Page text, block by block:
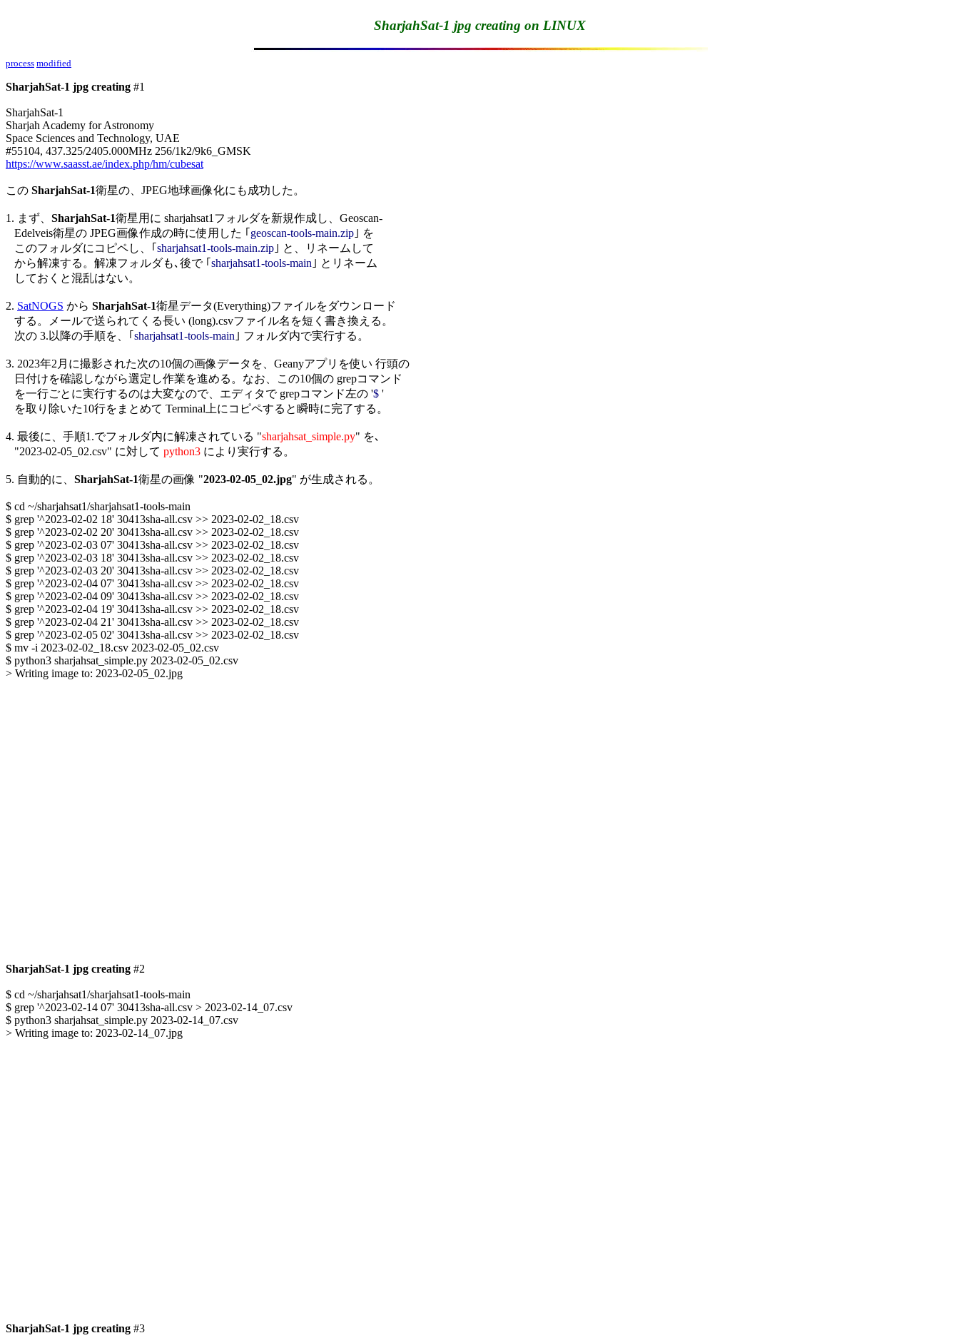
SharjahSat-1 jpg creating on LINUX
process modified
SharjahSat-1 jpg creating #1
SharjahSat-1
Sharjah Academy for Astronomy
Space Sciences and Technology, UAE
https://www.saasst.ae/index.php/hm/cubesat
この SharjahSat-1衛星の、JPEG地球画像化にも成功した。
1. まず、 SharjahSat-1衛星用に sharjahsat1フォルダを新規作成し、Geoscan-
   Edelveis衛星の JPEG画像作成の時に使用した ｢
geoscan-tools-main.zip ｣ を
   このフォルダにコピペし、｢
sharjahsat1-tools-main.zip ｣ と、リネームして
   から解凍する。解凍フォルダも､後で ｢
sharjahsat1-tools-main ｣ とリネーム
   しておくと混乱はない。
2. SatNOGS から SharjahSat-1衛星データ(Everything)ファイルをダウンロード
   する。メールで送られてくる長い (long).csvファイル名を短く書き換える。
   次の 3.以降の手順を、｢
sharjahsat1-tools-main ｣ フォルダ内で実行する。
3. 2023年2月に撮影された次の10個の画像データを、Geanyアプリを使い 行頭の
   日付けを確認しながら選定し作業を進める。なお、この10個の grepコマンド
   を一行ごとに実行するのは大変なので、エディタで grepコマンド左の '
$ '
   を取り除いた10行をまとめて Terminal上にコピペすると瞬時に完了する。
4. 最後に、手順1.でフォルダ内に解凍されている "sharjahsat_simple.py" を､
   "2023-02-05_02.csv" に対して
python3 により実行する。
5. 自動的に、 SharjahSat-1衛星の画像 "2023-02-05_02.jpg" が生成される。
$ cd ~/sharjahsat1/sharjahsat1-tools-main
$ grep '^2023-02-02 18' 30413sha-all.csv >> 2023-02-02_18.csv
$ grep '^2023-02-02 20' 30413sha-all.csv >> 2023-02-02_18.csv
$ grep '^2023-02-03 07' 30413sha-all.csv >> 2023-02-02_18.csv
$ grep '^2023-02-03 18' 30413sha-all.csv >> 2023-02-02_18.csv
$ grep '^2023-02-03 20' 30413sha-all.csv >> 2023-02-02_18.csv
$ grep '^2023-02-04 07' 30413sha-all.csv >> 2023-02-02_18.csv
$ grep '^2023-02-04 09' 30413sha-all.csv >> 2023-02-02_18.csv
$ grep '^2023-02-04 19' 30413sha-all.csv >> 2023-02-02_18.csv
$ grep '^2023-02-04 21' 30413sha-all.csv >> 2023-02-02_18.csv
$ grep '^2023-02-05 02' 30413sha-all.csv >> 2023-02-02_18.csv
$ mv -i 2023-02-02_18.csv 2023-02-05_02.csv
$ python3 sharjahsat_simple.py 2023-02-05_02.csv
> Writing image to: 2023-02-05_02.jpg
SharjahSat-1 jpg creating #2
$ cd ~/sharjahsat1/sharjahsat1-tools-main
$ grep '^2023-02-14 07' 30413sha-all.csv > 2023-02-14_07.csv
$ python3 sharjahsat_simple.py 2023-02-14_07.csv
> Writing image to: 2023-02-14_07.jpg
SharjahSat-1 jpg creating #3